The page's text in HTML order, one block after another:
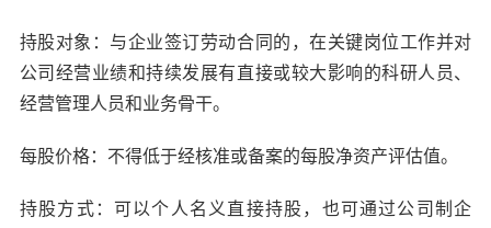
持股对象：与企业签订劳动合同的，在关键岗位工作并对
公司经营业绩和持续发展有直接或较大影响的科研人员、
经营管理人员和业务骨干。
每股价格：不得低于经核准或备案的每股净资产评估值。
持股方式：可以个人名义直接持股，也可通过公司制企